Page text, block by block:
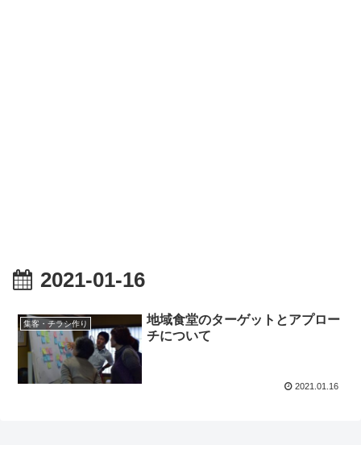
2021-01-16
集客・チラシ作り
地域食堂のターゲットとアプロー
チについて
2021.01.16